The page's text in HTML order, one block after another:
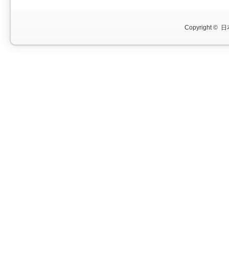
Copyright © 日